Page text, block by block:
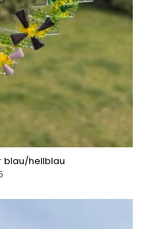
blau/hellblau